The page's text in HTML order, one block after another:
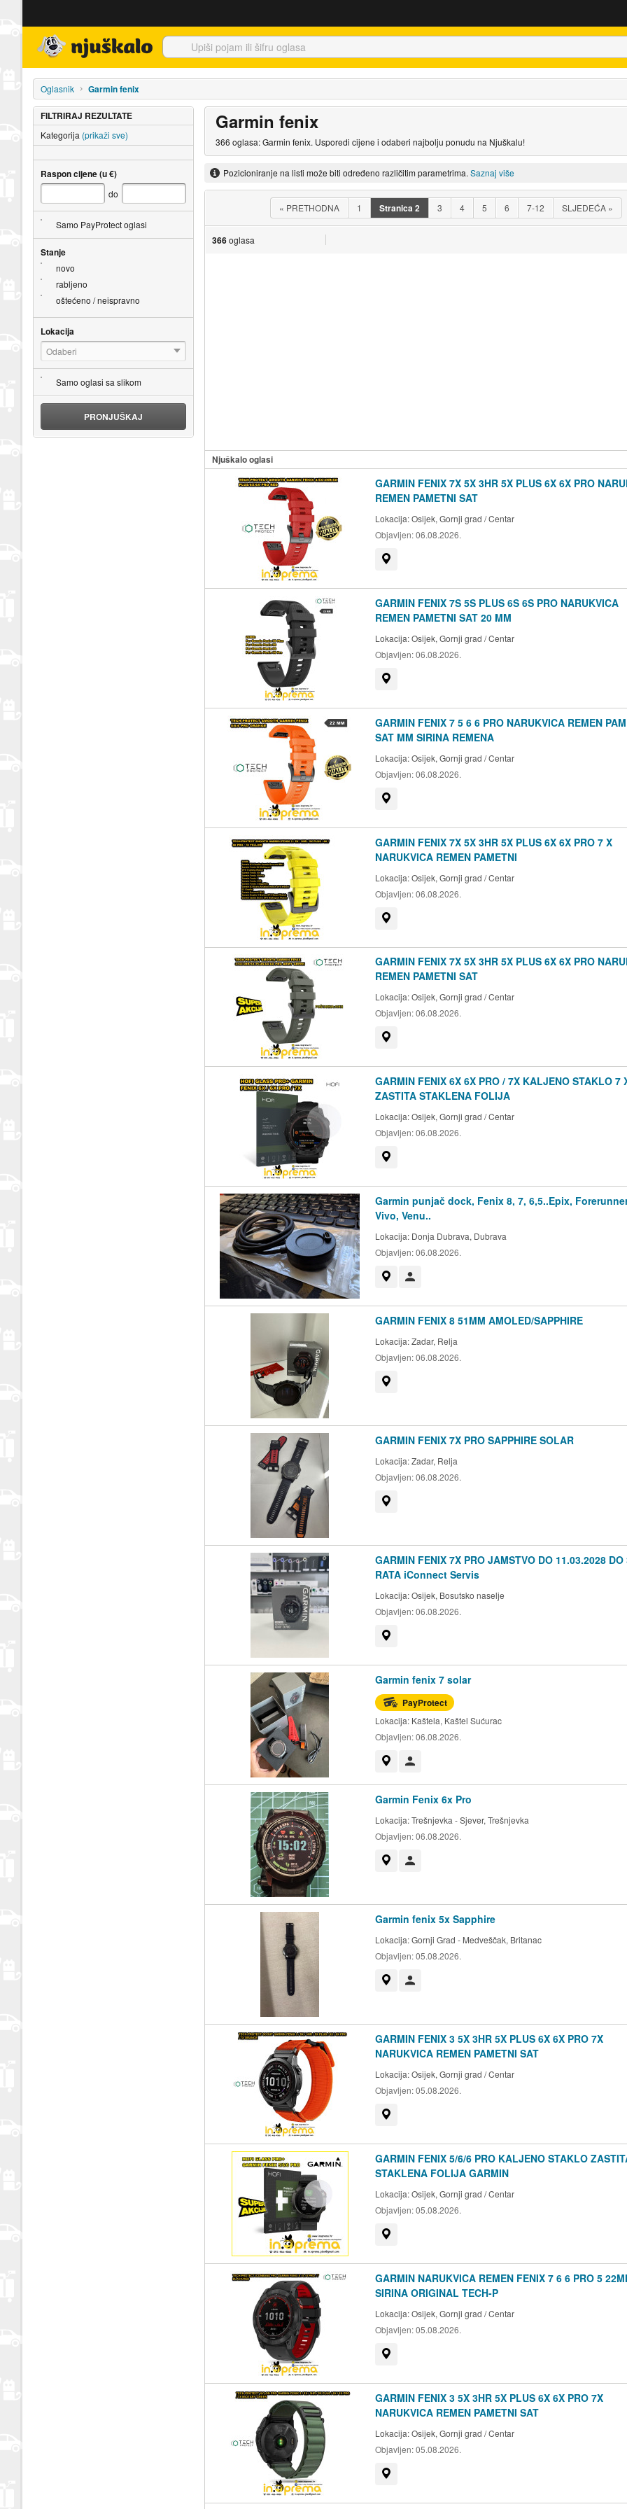
Oglasnik Garmin fenix
Garmin fenix
366 oglasa: Garmin fenix. Usporedi cijene i odaberi najbolju ponudu na Njuškalu!
Pozicioniranje na listi može biti određeno različitim parametrima. Saznaj više
« PRETHODNA 1 Stranica2 3 4 5 6 7-12 SLJEDEĆA »
366oglasa
Njuškalo oglasi
GARMIN FENIX 7X 5X 3HR 5X PLUS 6X 6X PRO
REMEN PAMETNI SAT
Lokacija:Osijek, Gornji grad / Centar
Objavljen:06.08.2026.
GARMIN FENIX 7S 5S PLUS 6S 6S PRO NARUKVICA
REMEN PAMETNI SAT 20 MM
Lokacija:Osijek, Gornji grad / Centar
Objavljen:06.08.2026.
GARMIN FENIX 7 5 6 6 PRO NARUKVICA REMEN
SAT MM SIRINA REMENA
Lokacija:Osijek, Gornji grad / Centar
Objavljen:06.08.2026.
GARMIN FENIX 7X 5X 3HR 5X PLUS 6X 6X PRO 7 X
NARUKVICA REMEN PAMETNI
Lokacija:Osijek, Gornji grad / Centar
Objavljen:06.08.2026.
GARMIN FENIX 7X 5X 3HR 5X PLUS 6X 6X PRO
REMEN PAMETNI SAT
Lokacija:Osijek, Gornji grad / Centar
Objavljen:06.08.2026.
GARMIN FENIX 6X 6X PRO / 7X KALJENO STAKLO 7
ZASTITA STAKLENA FOLIJA
Lokacija:Osijek, Gornji grad / Centar
Objavljen:06.08.2026.
Garmin punjač dock, Fenix 8, 7, 6,5..Epix,
Vivo, Venu..
Lokacija: Donja Dubrava, Dubrava
Objavljen:06.08.2026.
GARMIN FENIX 8 51MM AMOLED/SAPPHIRE
Lokacija:Zadar, Relja
Objavljen:06.08.2026.
GARMIN FENIX 7X PRO SAPPHIRE SOLAR
Lokacija:Zadar, Relja
Objavljen:06.08.2026.
GARMIN FENIX 7X PRO JAMSTVO DO 11.03.2028 DO
RATA iConnect Servis
Lokacija:Osijek, Bosutsko naselje
Objavljen:06.08.2026.
Garmin fenix 7 solar
PayProtect
Lokacija: Kaštela, Kaštel Sućurac
Objavljen:06.08.2026.
Garmin Fenix 6x Pro
Lokacija:Trešnjevka - Sjever, Trešnjevka
Objavljen:06.08.2026.
Garmin fenix 5x Sapphire
Lokacija:Gornji Grad - Medveščak, Britanac
Objavljen:05.08.2026.
GARMIN FENIX 3 5X 3HR 5X PLUS 6X 6X PRO 7X
NARUKVICA REMEN PAMETNI SAT
Lokacija:Osijek, Gornji grad / Centar
Objavljen:05.08.2026.
GARMIN FENIX 5/6/6 PRO KALJENO STAKLO
STAKLENA FOLIJA GARMIN
Lokacija:Osijek, Gornji grad / Centar
Objavljen:05.08.2026.
GARMIN NARUKVICA REMEN FENIX 7 6 6 PRO 5
SIRINA ORIGINAL TECH-P
Lokacija:Osijek, Gornji grad / Centar
Objavljen:05.08.2026.
GARMIN FENIX 3 5X 3HR 5X PLUS 6X 6X PRO 7X
NARUKVICA REMEN PAMETNI SAT
Lokacija:Osijek, Gornji grad / Centar
Objavljen:05.08.2026.
FILTRIRAJ REZULTATE
Kategorija (prikaži sve)
Raspon cijene (u €)
do
Samo PayProtect oglasi
Stanje
novo
rabljeno
oštećeno / neispravno
Lokacija
Odaberi
Samo oglasi sa slikom
PRONJUŠKAJ